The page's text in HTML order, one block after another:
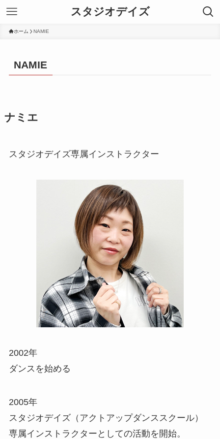
スタジオデイズ
ホーム NAMIE
NAMIE
ナミエ
スタジオデイズ専属インストラクター
2002年
ダンスを始める
2005年
スタジオデイズ（アクトアップダンススクール）
専属インストラクターとしての活動を開始。